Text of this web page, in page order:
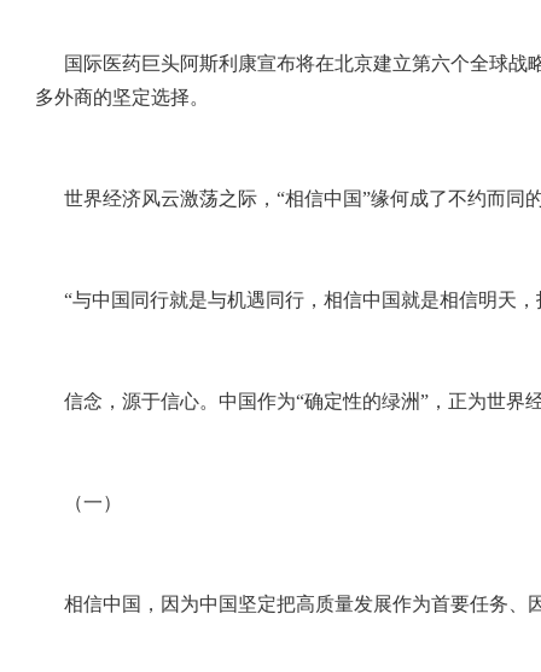
国际医药巨头阿斯利康宣布将在北京建立第六个全球
多外商的坚定选择。
世界经济风云激荡之际，“相信中国”缘何成了不约而同
“与中国同行就是与机遇同行，相信中国就是相信明天
信念，源于信心。中国作为“确定性的绿洲”，正为世界
（一）
相信中国，因为中国坚定把高质量发展作为首要任务、